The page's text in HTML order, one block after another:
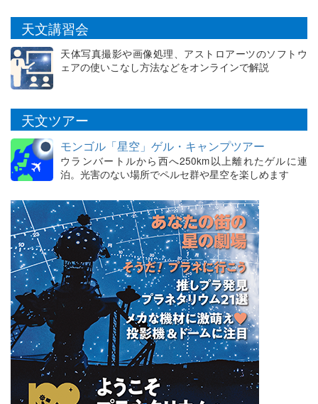
天文講習会
天体写真撮影や画像処理、アストロアーツのソフトウ
ェアの使いこなし方法などをオンラインで解説
天文ツアー
モンゴル「星空」ゲル・キャンプツアー
ウランバートルから西へ250km以上離れたゲルに連
泊。光害のない場所でペルセ群や星空を楽しめます